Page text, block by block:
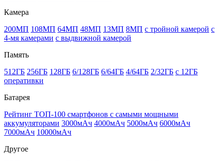
Камера
200МП 108МП 64МП 48МП 13МП 8МП с тройной камерой с
4-мя камерами с выдвижной камерой
Память
512ГБ 256ГБ 128ГБ 6/128ГБ 6/64ГБ 4/64ГБ 2/32ГБ с 12ГБ
оперативки
Батарея
Рейтинг ТОП-100 смартфонов с самыми мощными
аккумуляторами 3000мАч 4000мАч 5000мАч 6000мАч
7000мАч 10000мАч
Другое